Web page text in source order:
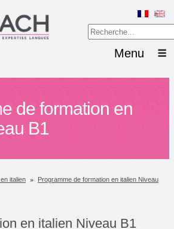
Menu
de formation en
B1
italien »
Programme de formation en italien Niveau
en italien Niveau B1